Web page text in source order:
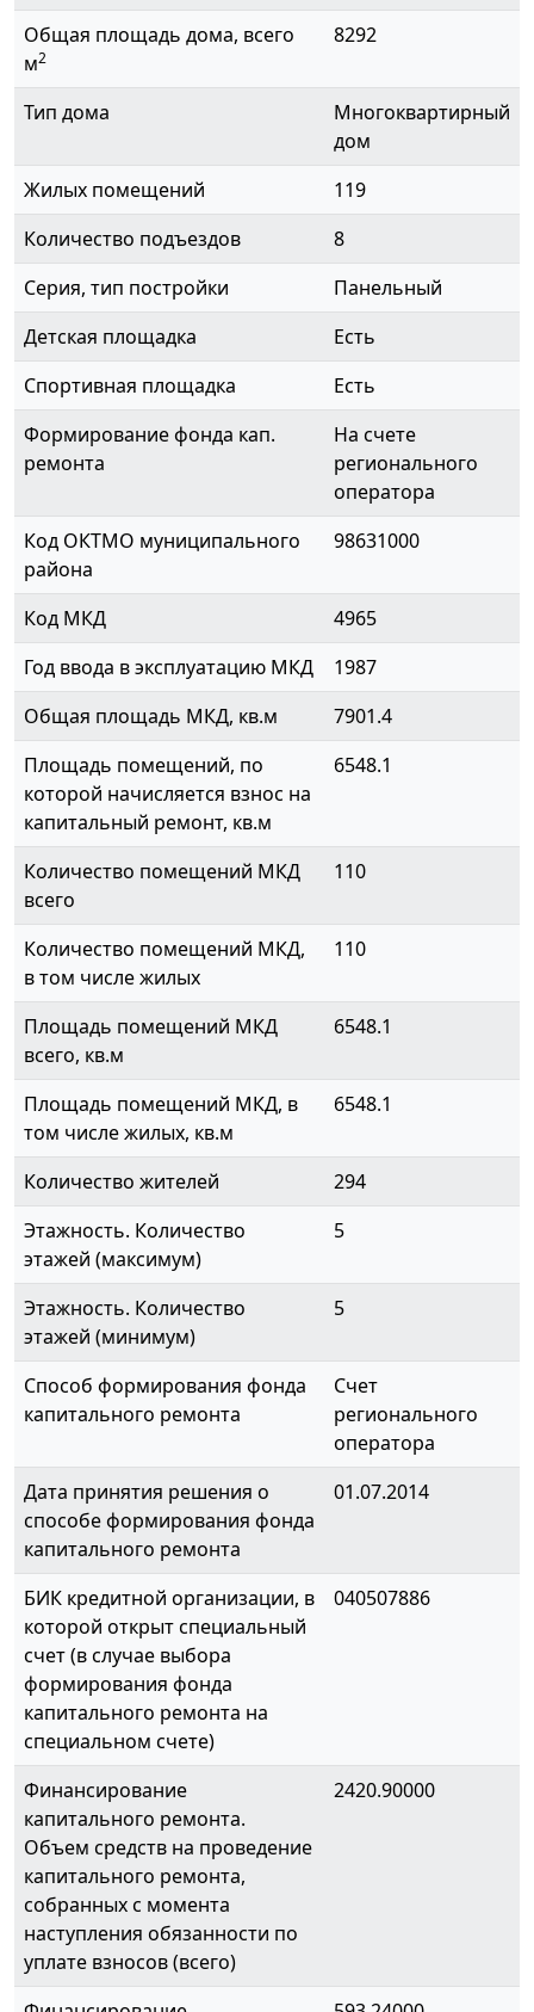
Общая площадь дома, всего
м2
8292
Тип дома
Многоквартирный
дом
Жилых помещений
119
Количество подъездов
8
Серия, тип постройки
Панельный
Детская площадка
Есть
Спортивная площадка
Есть
Формирование фонда кап.
ремонта
На счете
регионального
оператора
Код ОКТМО муниципального
района
98631000
Код МКД
4965
Год ввода в эксплуатацию МКД
1987
Общая площадь МКД, кв.м
7901.4
Площадь помещений, по
которой начисляется взнос на
капитальный ремонт, кв.м
6548.1
Количество помещений МКД
всего
110
Количество помещений МКД,
в том числе жилых
110
Площадь помещений МКД
всего, кв.м
6548.1
Площадь помещений МКД, в
том числе жилых, кв.м
6548.1
Количество жителей
294
Этажность. Количество
этажей (максимум)
5
Этажность. Количество
этажей (минимум)
5
Способ формирования фонда
капитального ремонта
Счет
регионального
оператора
Дата принятия решения о
способе формирования фонда
капитального ремонта
01.07.2014
БИК кредитной организации, в
которой открыт специальный
счет (в случае выбора
формирования фонда
капитального ремонта на
специальном счете)
040507886
Финансирование
капитального ремонта.
Объем средств на проведение
капитального ремонта,
собранных с момента
наступления обязанности по
уплате взносов (всего)
2420.90000